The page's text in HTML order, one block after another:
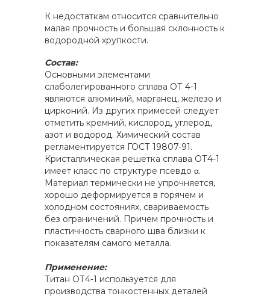
К недостаткам относится сравнительно
малая прочность и большая склонность к
водородной хрупкости.
Состав:
Основными элементами
слаболегированного сплава ОТ 4-1
являются алюминий, марганец, железо и
цирконий. Из других примесей следует
отметить кремний, кислород, углерод,
азот и водород. Химический состав
регламентируется ГОСТ 19807-91.
Кристаллическая решетка сплава ОТ4-1
имеет класс по структуре псевдо α.
Материал термически не упрочняется,
хорошо деформируется в горячем и
холодном состояниях, свариваемость
без ограничений. Причем прочность и
пластичность сварного шва близки к
показателям самого металла.
Применение:
Титан ОТ4-1 используется для
производства тонкостенных деталей